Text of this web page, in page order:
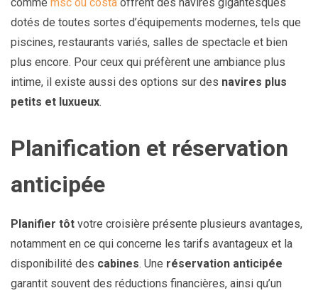
dotés de toutes sortes d’équipements modernes, tels que
piscines, restaurants variés, salles de spectacle et bien
plus encore. Pour ceux qui préfèrent une ambiance plus
intime, il existe aussi des options sur des navires plus
petits et luxueux.
Planification et réservation
anticipée
Planifier tôt votre croisière présente plusieurs avantages,
notamment en ce qui concerne les tarifs avantageux et la
disponibilité des cabines. Une réservation anticipée
garantit souvent des réductions financières, ainsi qu’un